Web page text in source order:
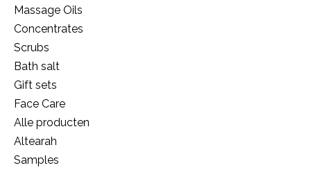
Massage Oils
Concentrates
Scrubs
Bath salt
Gift sets
Face Care
Alle producten
Altearah
Samples